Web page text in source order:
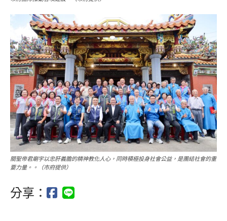
關聖帝君廟宇以忠肝義膽的精神教化人心，同時積極投身社會公益，是團結社會的重
要力量。。（市府提供）
分享：